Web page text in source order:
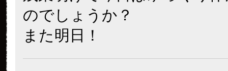
のでしょうか？
また明日！